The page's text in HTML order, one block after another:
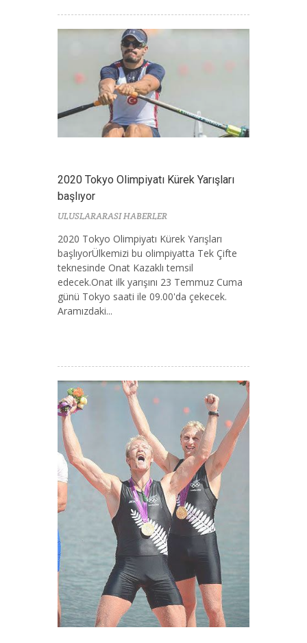
2020 Tokyo Olimpiyatı Kürek Yarışları
başlıyor
ULUSLARARASI HABERLER
2020 Tokyo Olimpiyatı Kürek Yarışları
başlıyorÜlkemizi bu olimpiyatta Tek Çifte
teknesinde Onat Kazaklı temsil
edecek.Onat ilk yarışını 23 Temmuz Cuma
günü Tokyo saati ile 09.00'da çekecek.
Aramızdaki...